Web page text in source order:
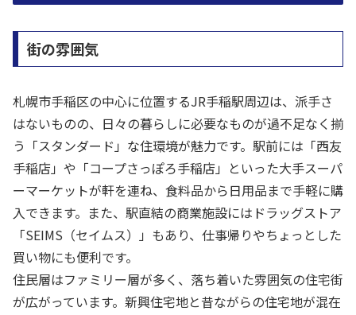
街の雰囲気
札幌市手稲区の中心に位置するJR手稲駅周辺は、派手さ
はないものの、日々の暮らしに必要なものが過不足なく揃
う「スタンダード」な住環境が魅力です。駅前には「西友
手稲店」や「コープさっぽろ手稲店」といった大手スーパ
ーマーケットが軒を連ね、食料品から日用品まで手軽に購
入できます。また、駅直結の商業施設にはドラッグストア
「SEIMS（セイムス）」もあり、仕事帰りやちょっとした
買い物にも便利です。
住民層はファミリー層が多く、落ち着いた雰囲気の住宅街
が広がっています。新興住宅地と昔ながらの住宅地が混在